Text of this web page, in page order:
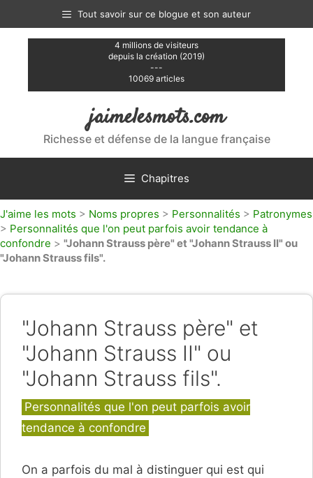
contenu
Tout savoir sur ce blogue et son auteur
4 millions de visiteurs
depuis la création (2019)
---
10069 articles
jaimelesmots.com
Richesse et défense de la langue française
Chapitres
J'aime les mots > Noms propres > Personnalités > Patronymes
> Personnalités que l'on peut parfois avoir tendance à
confondre > "Johann Strauss père" et "Johann Strauss II" ou
"Johann Strauss fils".
"Johann Strauss père" et
"Johann Strauss II" ou
"Johann Strauss fils".
Catégories
Personnalités que l'on peut parfois avoir
tendance à confondre
On a parfois du mal à distinguer qui est qui